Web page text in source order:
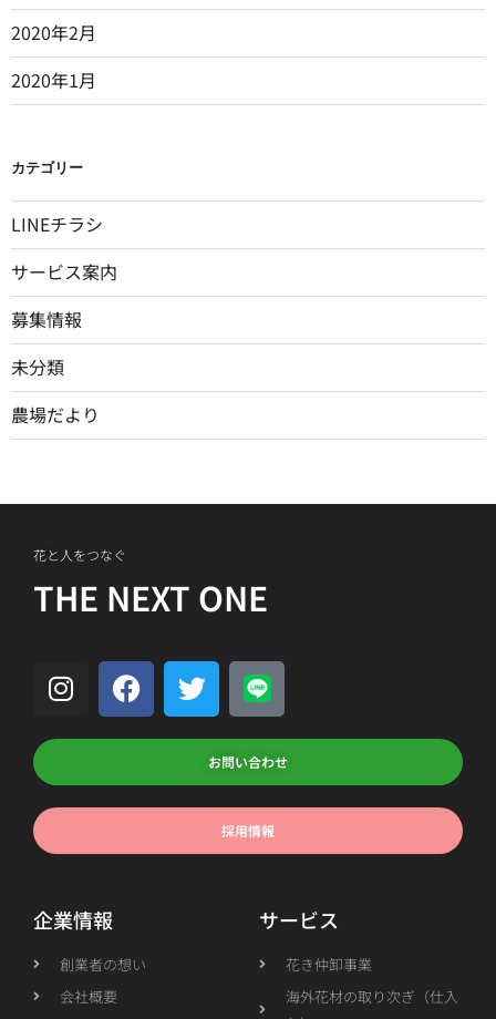
2020年2月
2020年1月
カテゴリー
LINEチラシ
サービス案内
募集情報
未分類
農場だより
花と人をつなぐ
THE NEXT ONE
お問い合わせ
採用情報
企業情報
創業者の想い
会社概要
サービス
花き仲卸事業
海外花材の取り次ぎ（仕入